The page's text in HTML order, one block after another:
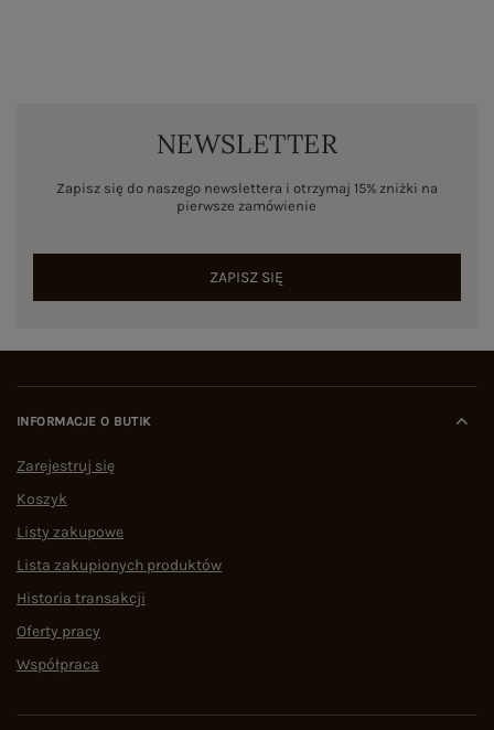
NEWSLETTER
Zapisz się do naszego newslettera i otrzymaj 15% zniżki na
pierwsze zamówienie
ZAPISZ SIĘ
INFORMACJE O BUTIK
Zarejestruj się
Koszyk
Listy zakupowe
Lista zakupionych produktów
Historia transakcji
Oferty pracy
Współpraca